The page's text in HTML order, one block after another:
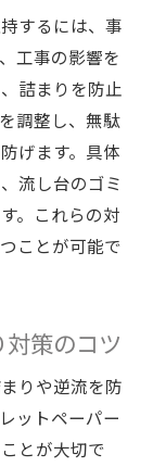
するには、事
工事の影響を
詰まりを防止
調整し、無駄
げます。具体
流し台のゴミ
。これらの対
ことが可能で
策のコツ
りや逆流を防
ットペーパー
とが大切で